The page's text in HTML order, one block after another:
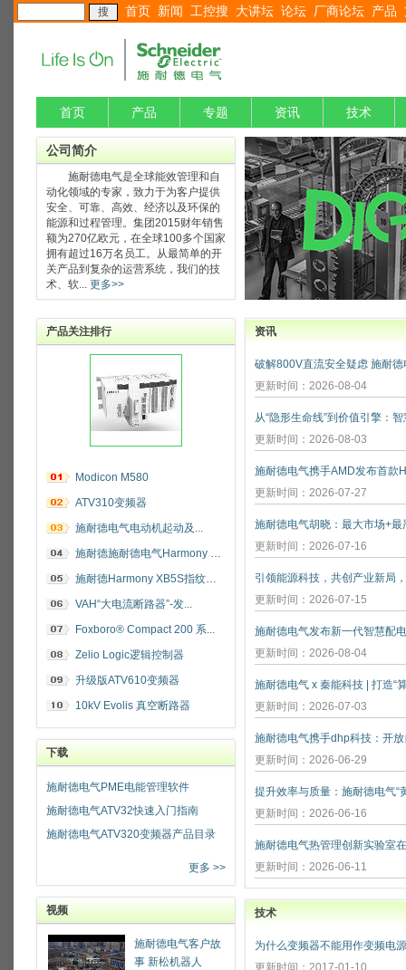
首页 新闻 工控搜 大讲坛 论坛 厂商论坛 产品
首页 产品 专题 资讯 技术
公司简介
施耐德电气是全球能效管理和自
动化领域的专家，致力于为客户提供
安全、可靠、高效、经济以及环保的
能源和过程管理。集团2015财年销售
额为270亿欧元，在全球100多个国家
拥有超过16万名员工。从最简单的开
关产品到复杂的运营系统，我们的技
术、软... 更多>>
产品关注排行
Modicon M580
ATV310变频器
施耐德电气电动机起动及...
施耐德施耐德电气Harmony 指纹开关
施耐德Harmony XB5S指纹识别开关
VAH“大电流断路器”-发...
Foxboro® Compact 200 系...
Zelio Logic逻辑控制器
升级版ATV610变频器
10kV Evolis 真空断路器
下载
施耐德电气PME电能管理软件
施耐德电气ATV32快速入门指南
施耐德电气ATV320变频器产品目录
更多 >>
视频
施耐德电气客户故
事 新松机器人
资讯
更新时间：2026-08-04
更新时间：2026-08-03
施耐德电气携手AMD发布首款
更新时间：2026-07-27
更新时间：2026-07-16
更新时间：2026-07-15
施耐德电气发布新一代智慧配
更新时间：2026-08-04
施耐德电气 x 秦能科技 | 打造“
更新时间：2026-07-03
更新时间：2026-06-29
更新时间：2026-06-16
更新时间：2026-06-11
技术
为什么变频器不能用作变频电
更新时间：2017-01-10